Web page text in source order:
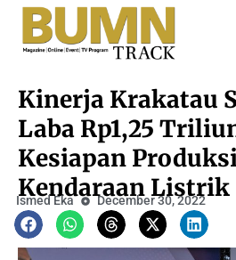
Kinerja Krakatau
Laba Rp1,25
Kesiapan
Kendaraan Listrik
Ismed Eka December 30, 2022